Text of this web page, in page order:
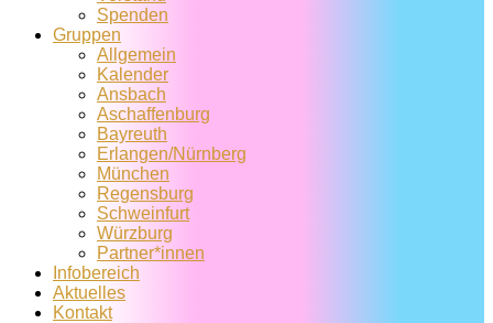
Spenden
Gruppen
Allgemein
Kalender
Ansbach
Aschaffenburg
Bayreuth
Erlangen/Nürnberg
München
Regensburg
Schweinfurt
Würzburg
Partner*innen
Infobereich
Aktuelles
Kontakt